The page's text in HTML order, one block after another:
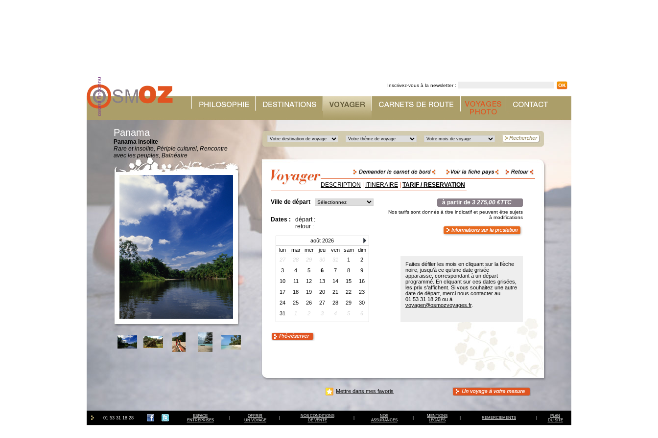
Inscrivez-vous à la newsletter :
Panama
Panama insolite
Rare et insolite, Périple culturel, Rencontre
avec les peuples, Balnéaire
DESCRIPTION ITINERAIRE TARIF / RESERVATION
Ville de départ
Dates :
départ :
retour :
août 2026
lun
mar mer jeu ven sam
dim
27
28 29 30 31 1
2
3
4 5 6 7 8
9
10
11 12 13 14 15
16
17
18 19 20 21 22
23
24
25 26 27 28 29
30
31
1 2 3 4 5 6
à partir de 3 275,00 €TTC
Nos tarifs sont donnés à titre indicatif et peuvent être sujets
à modifications
Faites défiler les mois en cliquant sur la flèche
noire, jusqu’à ce qu’une date grisée
apparaisse, correspondant à un départ
programmé. En cliquant sur ces dates grisées,
les prix s’affichent. Si vous souhaitez une autre
date de départ, merci nous contacter au
01 53 31 18 28 ou à
voyager@osmozvoyages.fr.
Mettre dans mes favoris
01 53 31 18 28
ESPACE
ENTREPRISES
OFFRIR
UN VOYAGE
NOS CONDITIONS
DE VENTE
NOS
ASSURANCES
MENTIONS
LEGALES
REMERCIEMENTS
PLAN
DU SITE